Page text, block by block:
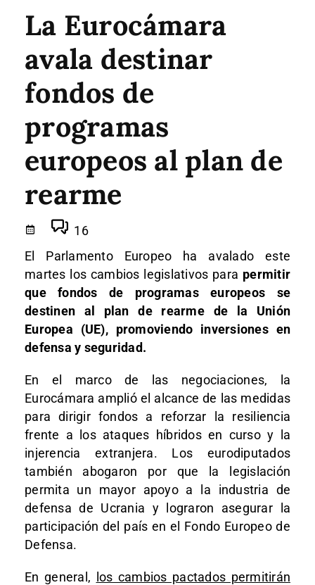
La Eurocámara
avala destinar
fondos de
programas
europeos al plan de
rearme
16
El Parlamento Europeo ha avalado este
martes los cambios legislativos para permitir
que fondos de programas europeos se
destinen al plan de rearme de la Unión
Europea (UE), promoviendo inversiones en
defensa y seguridad.
En el marco de las negociaciones, la
Eurocámara amplió el alcance de las medidas
para dirigir fondos a reforzar la resiliencia
frente a los ataques híbridos en curso y la
injerencia extranjera. Los eurodiputados
también abogaron por que la legislación
permita un mayor apoyo a la industria de
defensa de Ucrania y lograron asegurar la
participación del país en el Fondo Europeo de
Defensa.
En general,
los cambios pactados permitirán